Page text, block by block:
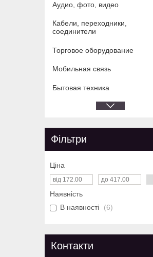
Аудио, фото, видео
Кабели, переходники,
соединители
Торговое оборудование
Мобильная связь
Бытовая техника
Фільтри
Ціна
Наявність
В наявності
6
Контакти